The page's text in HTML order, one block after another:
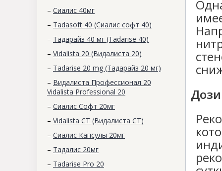
– Cиалис 40мг
– Tadasoft 40 (Сиалис софт 40)
– Тадарайз 40 мг (Tadarise 40)
– Vidalista 20 (Видалиста 20)
– Tadarise 20 mg (Тадарайз 20 мг)
– Видалиста Профессионал 20
Vidalista Professional 20
– Сиалис Софт 20мг
– Vidalista CT (Видалиста СТ)
– Сиалис Капсулы 20мг
– Тадалис 20мг
– Tadarise Pro 20